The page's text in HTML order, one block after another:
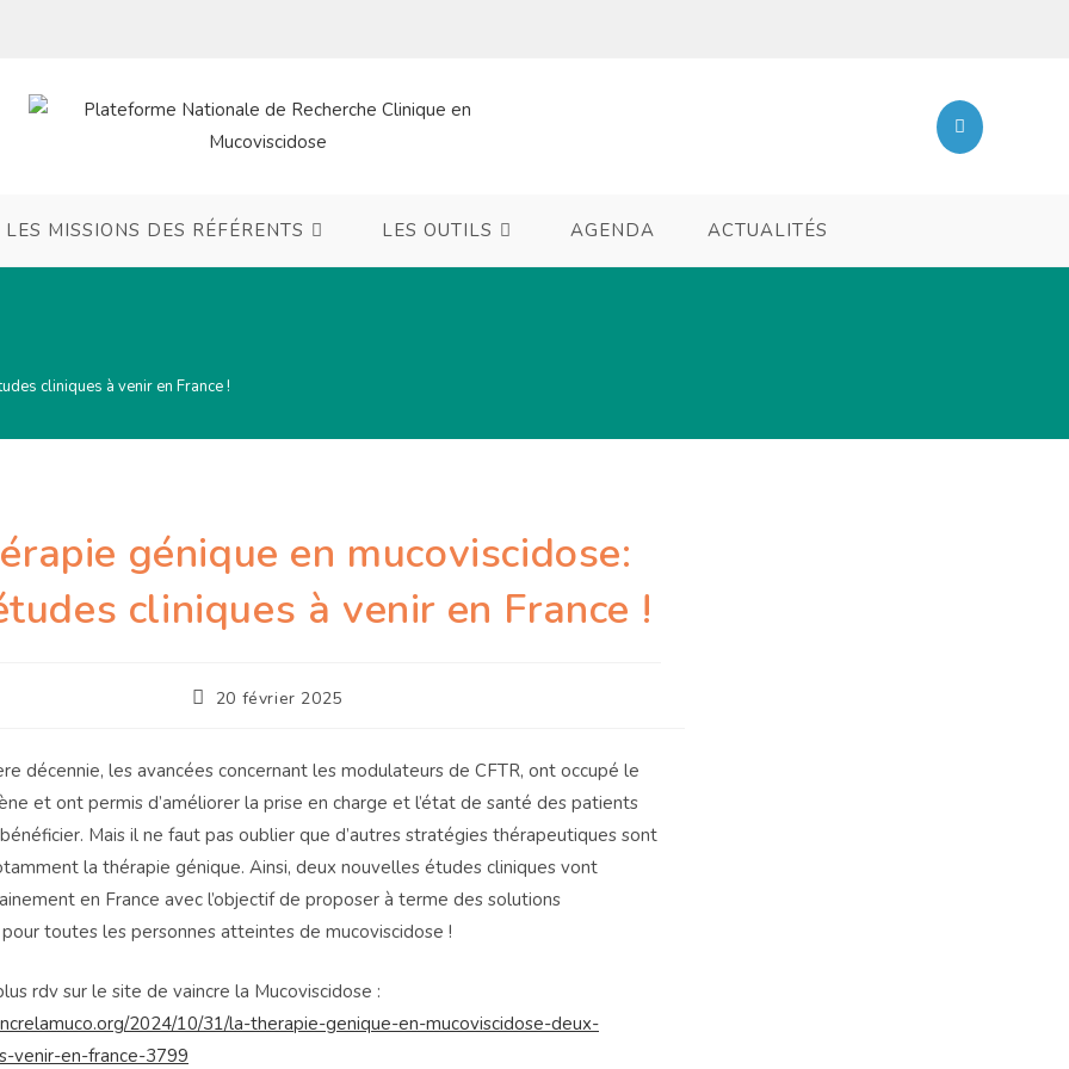
LES MISSIONS DES RÉFÉRENTS LES OUTILS AGENDA ACTUALITÉS
cliniques à venir en France !
génique en mucoviscidose:
cliniques à venir en France !
Publication
20 février 2025
décennie, les avancées concernant les modulateurs de CFTR, ont occupé le
et ont permis d’améliorer la prise en charge et l’état de santé des patients
Mais il ne faut pas oublier que d’autres stratégies thérapeutiques sont
la thérapie génique. Ainsi, deux nouvelles études cliniques vont
en France avec l’objectif de proposer à terme des solutions
toutes les personnes atteintes de mucoviscidose !
rdv sur le site de vaincre la Mucoviscidose :
2024/10/31/la-therapie-genique-en-mucoviscidose-deux-
venir-en-france-3799